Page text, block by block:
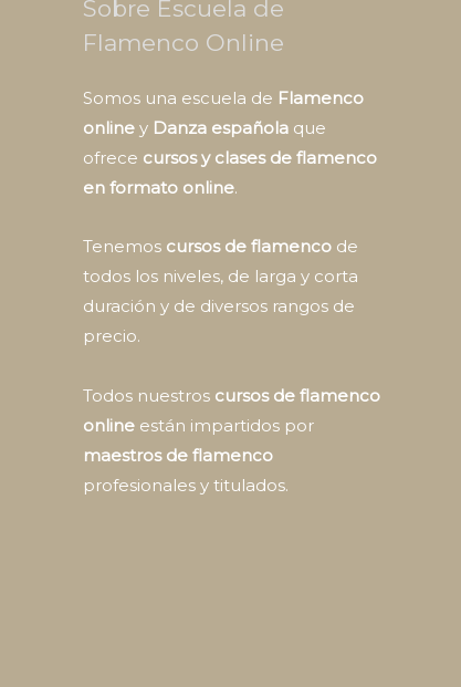
Sobre Escuela de
Flamenco Online
Somos una escuela de Flamenco
online y Danza española que
ofrece cursos y clases de flamenco
en formato online.
Tenemos cursos de flamenco de
todos los niveles, de larga y corta
duración y de diversos rangos de
precio.
Todos nuestros cursos de flamenco
online están impartidos por
maestros de flamenco
profesionales y titulados.